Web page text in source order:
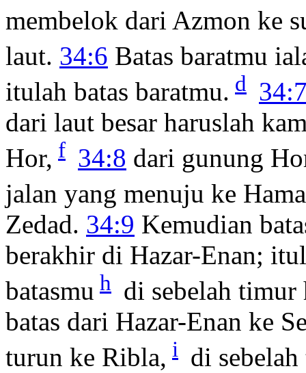
membelok dari Azmon ke
laut. 34:6 Batas baratmu
itulah batas baratmu. d
dari laut besar haruslah
Hor, f 34:8 dari gunung
jalan yang menuju ke
Zedad. 34:9 Kemudian
berakhir di Hazar-Enan;
batasmu h di sebelah timur
batas dari Hazar-Enan ke
turun ke Ribla, i
di